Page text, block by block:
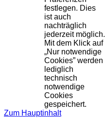
festlegen. Dies
ist auch
nachträglich
jederzeit möglich.
Mit dem Klick auf
„Nur notwendige
Cookies” werden
lediglich
technisch
notwendige
Cookies
gespeichert.
Zum Hauptinhalt